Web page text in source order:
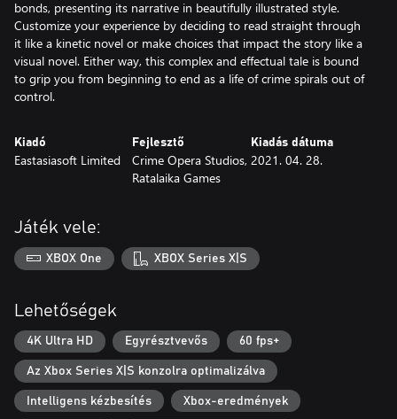
bonds, presenting its narrative in beautifully illustrated style.
Customize your experience by deciding to read straight through
it like a kinetic novel or make choices that impact the story like a
visual novel. Either way, this complex and effectual tale is bound
to grip you from beginning to end as a life of crime spirals out of
control.
Kiadó
Eastasiasoft Limited
Fejlesztő
Crime Opera Studios,
Ratalaika Games
Kiadás dátuma
2021. 04. 28.
Játék vele:
XBOX One XBOX Series X|S
Lehetőségek
4K Ultra HD Egyrésztvevős 60 fps+
Az Xbox Series X|S konzolra optimalizálva
Intelligens kézbesítés Xbox-eredmények